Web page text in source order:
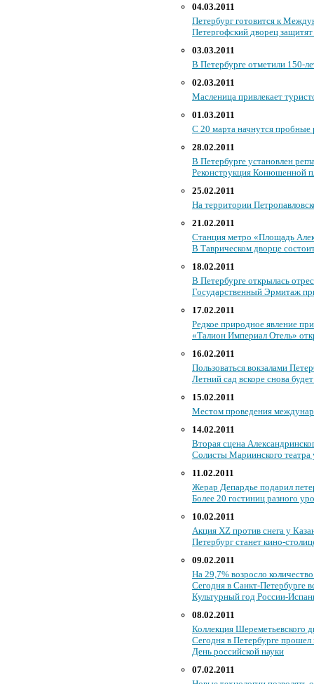
04.03.2011
Петербург готовится к
Петергофский дворец защитят
03.03.2011
В Петербурге отметили 150-
02.03.2011
Масленица привлекает
01.03.2011
С 20 марта начнутся пробные
28.02.2011
В Петербурге установлен
Реконструкция Конюшенной
25.02.2011
На территории
21.02.2011
Станция метро «Площадь
В Таврическом дворце
18.02.2011
В Петербурге открылась
Государственный Эрмитаж
17.02.2011
Редкое природное явление
«Талион Империал Отель»
16.02.2011
Пользоваться вокзалами
Летний сад вскоре снова
15.02.2011
Местом проведения
14.02.2011
Вторая сцена
Солисты Мариинского
11.02.2011
Жерар Депардье подарил
Более 20 гостиниц разного
10.02.2011
Акция XZ против снега у
Петербург станет кино-
09.02.2011
На 29,7% возросло
Сегодня в Санкт-Петербурге
Культурный год России-
08.02.2011
Коллекция Шереметьевского
Сегодня в Петербурге
День российской науки
07.02.2011